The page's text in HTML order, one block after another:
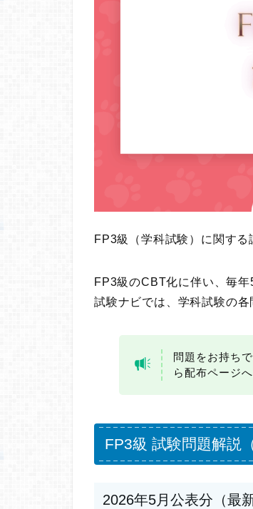
FP3級（学科試験）に関する
FP3級のCBT化に伴い、毎
試験ナビでは、学科試験の各
問題をお持ち
ら配布ページ
FP3級 試験問題解説
2026年5月公表分（最新